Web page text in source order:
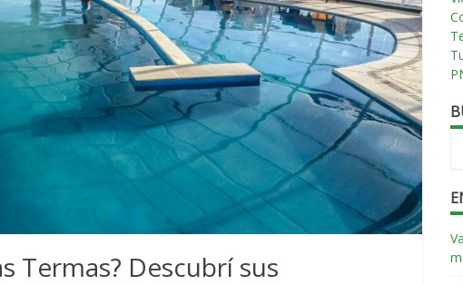
Termas? Descubrí sus